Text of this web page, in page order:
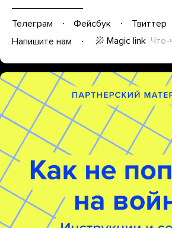
Телеграм Фейсбук Твиттер
Напишите нам
Magic link Что-